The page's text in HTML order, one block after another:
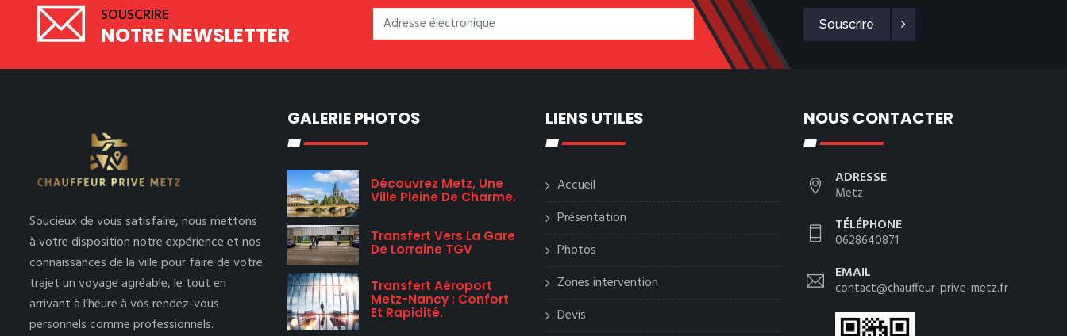
SOUSCRIRE
NOTRE NEWSLETTER Souscrire
Soucieux de vous satisfaire, nous mettons
à votre disposition notre expérience et nos
connaissances de la ville pour faire de votre
trajet un voyage agréable, le tout en
arrivant à l’heure à vos rendez-vous
personnels comme professionnels.
GALERIE PHOTOS
Découvrez Metz, Une
Ville Pleine De Charme.
Transfert Vers La Gare
De Lorraine TGV
Transfert Aéroport
Metz-Nancy : Confort
Et Rapidité.
LIENS UTILES
Accueil
Présentation
Photos
Zones intervention
Devis
NOUS CONTACTER
ADRESSE
Metz
TÉLÉPHONE
0628640871
EMAIL
contact@chauffeur-prive-metz.fr